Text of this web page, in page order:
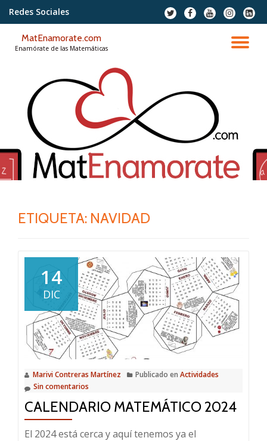
contenido
Redes Sociales
fa-
twitter
fa-
facebook
fa-
youtube
fa-
instagram
fa-
MatEnamorate.com
Enamórate de las Matemáticas
ETIQUETA: NAVIDAD
14
DIC
Marivi Contreras Martínez Publicado en Actividades
Sin comentarios
CALENDARIO MATEMÁTICO 2024
El 2024 está cerca y aquí tenemos ya el